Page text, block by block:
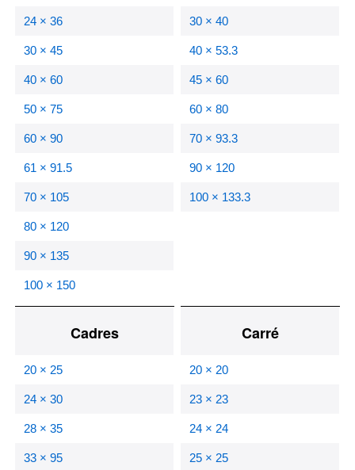
24 × 36
30 × 45
40 × 60
50 × 75
60 × 90
61 × 91.5
70 × 105
80 × 120
90 × 135
100 × 150
30 × 40
40 × 53.3
45 × 60
60 × 80
70 × 93.3
90 × 120
100 × 133.3
Cadres
20 × 25
24 × 30
28 × 35
33 × 95
Carré
20 × 20
23 × 23
24 × 24
25 × 25